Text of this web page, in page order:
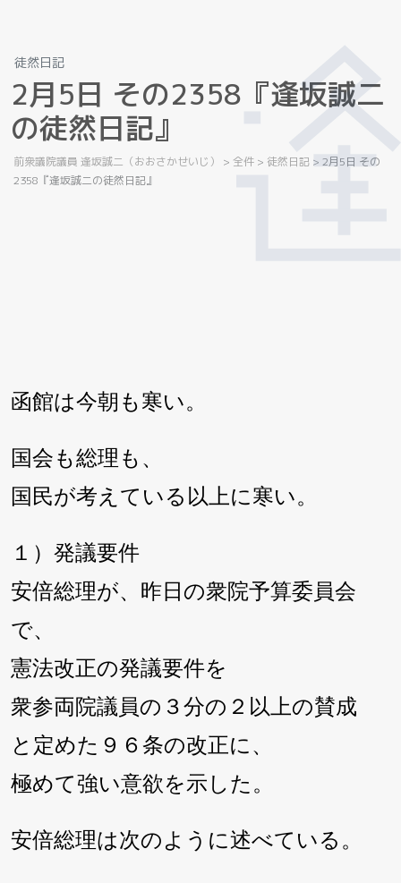
徒然日記
2月5日 その2358 『逢坂誠二
の徒然日記』
前衆議院議員 逢坂誠二（おおさかせいじ） > 全件 > 徒然日記 >2月5日 その
2358『逢坂誠二の徒然日記』
函館は今朝も寒い。
国会も総理も、
国民が考えている以上に寒い。
１）発議要件
安倍総理が、昨日の衆院予算委員会
で、
憲法改正の発議要件を
衆参両院議員の３分の２以上の賛成
と定めた９６条の改正に、
極めて強い意欲を示した。
安倍総理は次のように述べている。